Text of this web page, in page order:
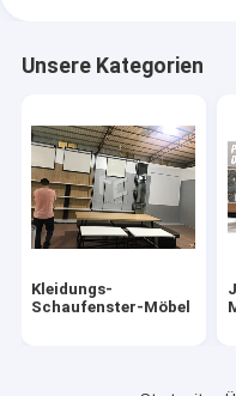
Rauch-Geschäfts-
Perücken-
WeinVerkaufsmöbel
Museums-
Unsere Kategorien
Kleidungs-
Schaufenster-Möbel